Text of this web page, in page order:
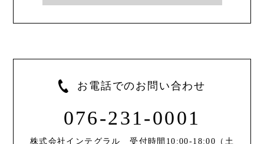
お電話でのお問い合わせ
076-231-0001
株式会社インテグラル 受付時間10:00-18:00（土